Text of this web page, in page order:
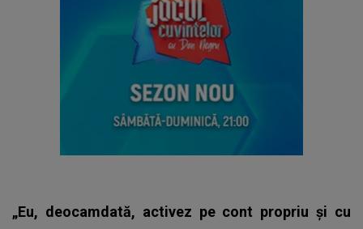
„Eu, deocamdată, activez pe cont propriu și cu